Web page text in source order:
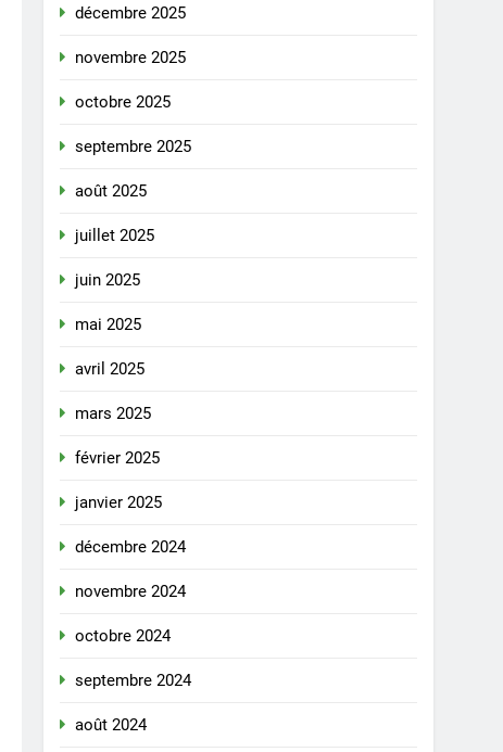
décembre 2025
novembre 2025
octobre 2025
septembre 2025
août 2025
juillet 2025
juin 2025
mai 2025
avril 2025
mars 2025
février 2025
janvier 2025
décembre 2024
novembre 2024
octobre 2024
septembre 2024
août 2024